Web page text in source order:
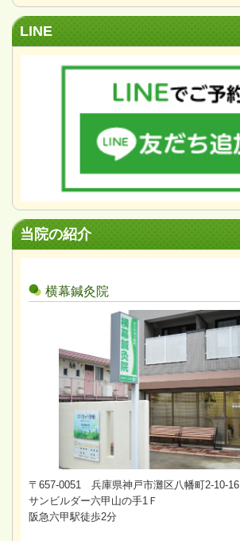
LINE
当院の紹介
横幕鍼灸院
〒657-0051 兵庫県神戸市灘区八幡町2-10-16
サンビルダー六甲山の手1Ｆ
阪急六甲駅徒歩2分